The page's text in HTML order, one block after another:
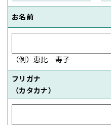
お名前
（例）恵比 寿子
フリガナ
（カタカナ）